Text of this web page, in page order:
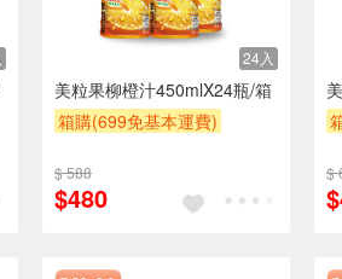
24入
美粒果柳橙汁450mlX24瓶/箱
箱購(699免基本運費)
贈$200
$ 588
$480
$